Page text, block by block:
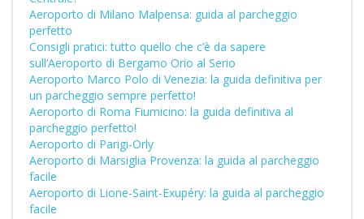
Aeroporto di Milano Malpensa: guida al parcheggio
perfetto
Consigli pratici: tutto quello che c’è da sapere
sull’Aeroporto di Bergamo Orio al Serio
Aeroporto Marco Polo di Venezia: la guida definitiva per
un parcheggio sempre perfetto!
Aeroporto di Roma Fiumicino: la guida definitiva al
parcheggio perfetto!
Aeroporto di Parigi-Orly
Aeroporto di Marsiglia Provenza: la guida al parcheggio
facile
Aeroporto di Lione-Saint-Exupéry: la guida al parcheggio
facile